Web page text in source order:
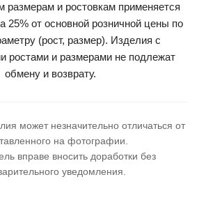
размерам и ростовкам применяется
25% от основной розничной цены по
(рост, размер). Изделия с
ростами и размерами не подлежат
обмену и возврату.
может незначительно отличаться от
на фотографии.
вправе вносить доработки без
уведомления.